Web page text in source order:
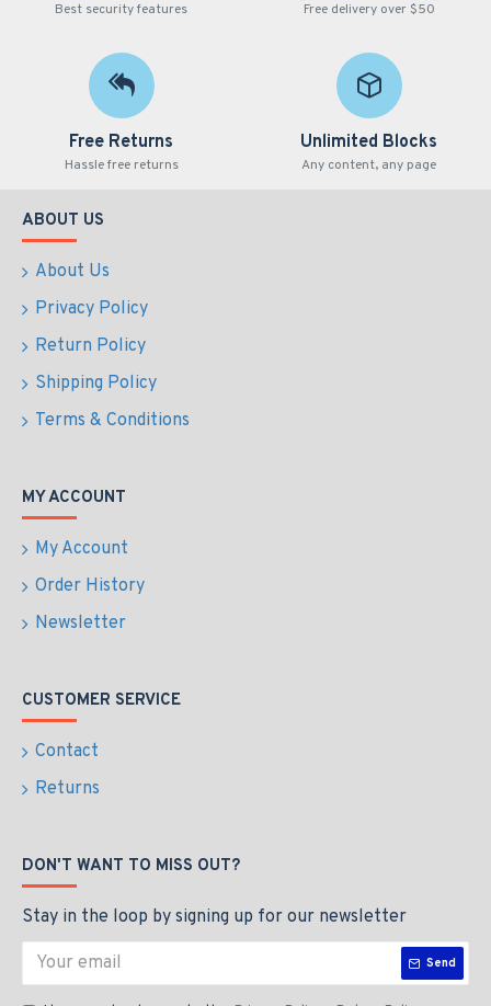
Best security features Free delivery over $50
Free Returns
Hassle free returns
Unlimited Blocks
Any content, any page
ABOUT US
About Us
Privacy Policy
Return Policy
Shipping Policy
Terms & Conditions
MY ACCOUNT
My Account
Order History
Newsletter
CUSTOMER SERVICE
Contact
Returns
DON'T WANT TO MISS OUT?
Stay in the loop by signing up for our newsletter
Send